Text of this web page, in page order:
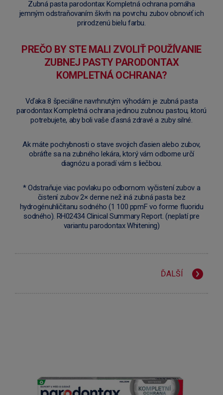
Zubná pasta parodontax Kompletná ochrana pomáha
jemným odstraňovaním škvŕn na povrchu zubov obnoviť ich
prirodzenú bielu farbu.
PREČO BY STE MALI ZVOLIŤ POUŽÍVANIE
ZUBNEJ PASTY PARODONTAX
KOMPLETNÁ OCHRANA?
Vďaka 8 špeciálne navrhnutým výhodám je zubná pasta
parodontax Kompletná ochrana jedinou zubnou pastou, ktorú
potrebujete, aby boli vaše ďasná zdravé a zuby silné.
Ak máte pochybnosti o stave svojich ďasien alebo zubov,
obráťte sa na zubného lekára, ktorý vám odborne určí
diagnózu a poradí vám s liečbou.
* Odstraňuje viac povlaku po odbornom vyčistení zubov a
čistení zubov 2× denne než iná zubná pasta bez
hydrogénuhličitanu sodného (1 100 ppmF vo forme fluoridu
sodného). RH02434 Clinical Summary Report. (neplatí pre
variantu parodontax Whitening)
ĎALŠÍ